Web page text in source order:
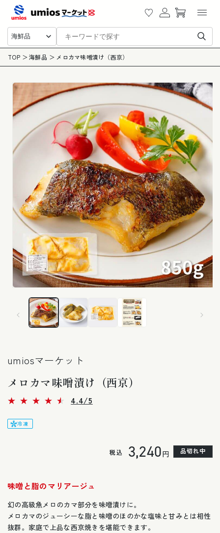
ツに
進む
ー
グ
イ
ン
海鮮品
TOP 海鮮品 メロカマ味噌漬け（西京）
商品
情報
にス
キッ
プ
ル
ア
を
開
umiosマーケット
メロカマ味噌漬け（西京）
4.4/5レ
冷凍
税込
通
格
3,240円 品切れ中
味噌と脂のマリアージュ
幻の高級魚メロのカマ部分を味噌漬けに。
メロカマのジューシーな脂と味噌のほのかな塩味と甘みとは相性
抜群。家庭で上品な西京焼きを堪能できます。